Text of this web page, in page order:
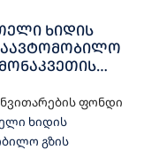
ᲮᲘᲓᲘᲡ
ფონდი
ხიდის
გზის